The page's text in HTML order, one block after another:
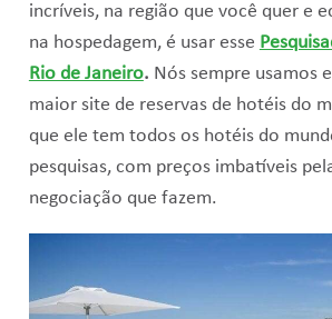
incríveis, na região que você quer e
na hospedagem, é usar esse
Rio de Janeiro. Nós sempre usamos
maior site de reservas de hotéis do
que ele tem todos os hotéis do
pesquisas, com preços imbatíveis
negociação que fazem.